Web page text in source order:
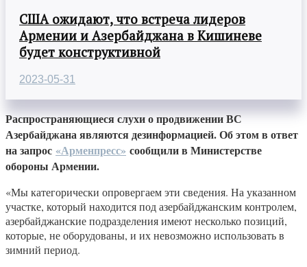
США ожидают, что встреча лидеров
Армении и Азербайджана в Кишиневе
будет конструктивной
2023-05-31
Распространяющиеся слухи о продвижении ВС
Азербайджана являются дезинформацией. Об этом в ответ
на запрос «Арменпресс» сообщили в Министерстве
обороны Армении.
«Мы категорически опровергаем эти сведения. На указанном
участке, который находится под азербайджанским контролем,
азербайджанские подразделения имеют несколько позиций,
которые, не оборудованы, и их невозможно использовать в
зимний период.